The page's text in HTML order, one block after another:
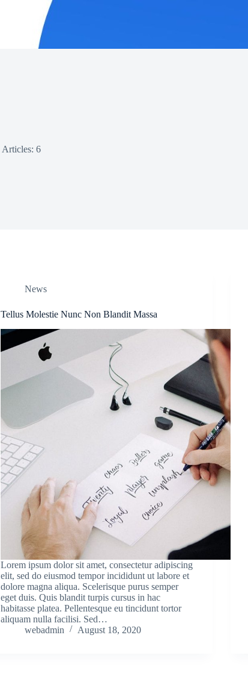
Articles: 6
News
Tellus Molestie Nunc Non Blandit Massa
Lorem ipsum dolor sit amet, consectetur adipiscing
elit, sed do eiusmod tempor incididunt ut labore et
dolore magna aliqua. Scelerisque purus semper
eget duis. Quis blandit turpis cursus in hac
habitasse platea. Pellentesque eu tincidunt tortor
aliquam nulla facilisi. Sed…
webadmin
August 18, 2020